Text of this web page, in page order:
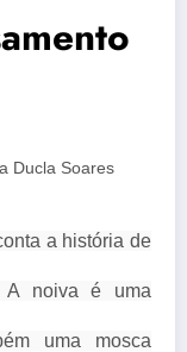
Ducla Soares
a história de
A noiva é uma
uma mosca